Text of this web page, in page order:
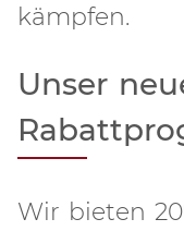
kämpfen.
Unser
Wir bieten